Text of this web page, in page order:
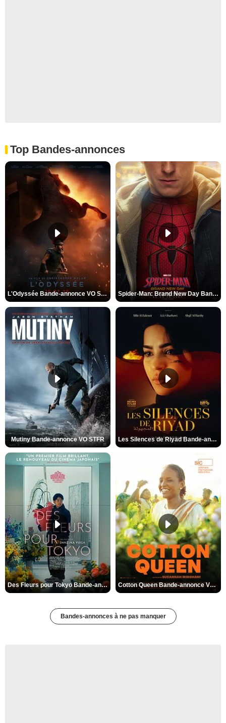
Top Bandes-annonces
L'Odyssée Bande-annonce VO STFR Spider-Man: Brand New Day Bande-annonce VO STFR
Mutiny Bande-annonce VO STFR Les Silences de Riyad Bande-annonce VO STFR
Des Fleurs pour Tokyo Bande-annonce VO STFR Cotton Queen Bande-annonce VO STFR
Bandes-annonces à ne pas manquer